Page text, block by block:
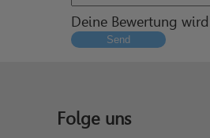
Deine Bewertung
Send
Folge uns